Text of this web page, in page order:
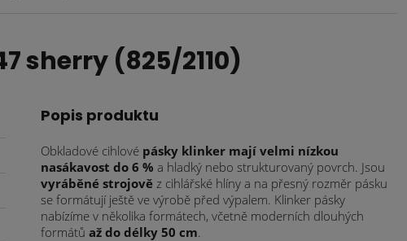
sherry (825/2110)
Popis produktu
Obkladové cihlové pásky klinker mají velmi nízkou
nasákavost do 6 % a hladký nebo strukturovaný povrch. Jsou
vyráběné strojově z cihlářské hlíny a na přesný rozměr pásku
se formátují ještě ve výrobě před výpalem. Klinker pásky
nabízíme v několika formátech, včetně moderních dlouhých
formátů až do délky 50 cm.